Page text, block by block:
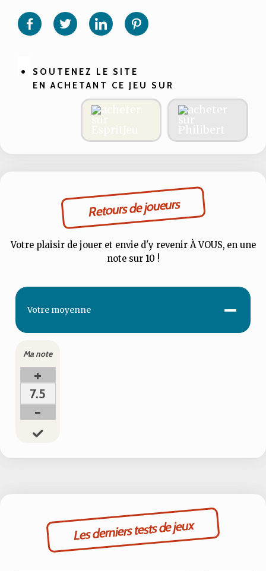
sur sur sur
SOUTENEZ LE SITE
EN ACHETANT CE JEU SUR
Retours de joueurs
Votre plaisir de jouer et envie d'y revenir À VOUS, en une
note sur 10 !
Votre moyenne -
Ma note
+
7.5
-
Les derniers tests de jeux